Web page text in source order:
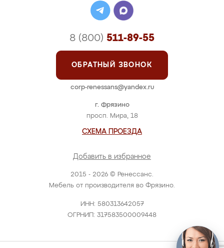
2015 - 2026 © Ренессанс.
Мебель от производителя во Фрязино.
ИНН: 580313642057
ОГРНИП: 317583500009448
г. Фрязино
просп. Мира, 18
СХЕМА ПРОЕЗДА
Добавить в избранное
8 (800) 511-89-55
ОБРАТНЫЙ ЗВОНОК
corp-renessans@yandex.ru